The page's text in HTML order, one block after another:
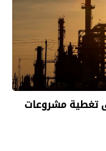
تغطية مشروعات